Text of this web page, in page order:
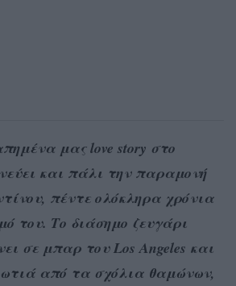
μας love story στο
και πάλι την παραμονή
πέντε ολόκληρα χρόνια
του. Το διάσημο ζευγάρι
σε μπαρ του Los Angeles και
από τα σχόλια θαμώνων,